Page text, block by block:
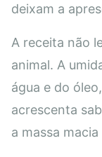
deixam a
A receita não
animal. A
água e do
acrescenta
a massa